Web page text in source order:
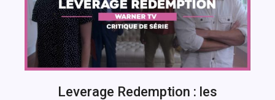
Leverage Redemption : les